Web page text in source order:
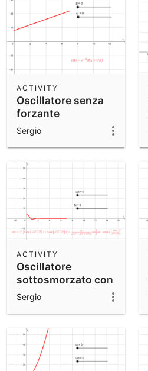
Oscillatore senza
forzante
ACTIVITY
Sergio
Oscillatore
sottosmorzato con
forzante variabile
ACTIVITY
Sergio